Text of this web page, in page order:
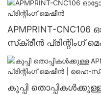
APMPRINT-CNC106
സ്‌ക്രീൻ പ്രിന്റിംഗ്
കുപ്പി